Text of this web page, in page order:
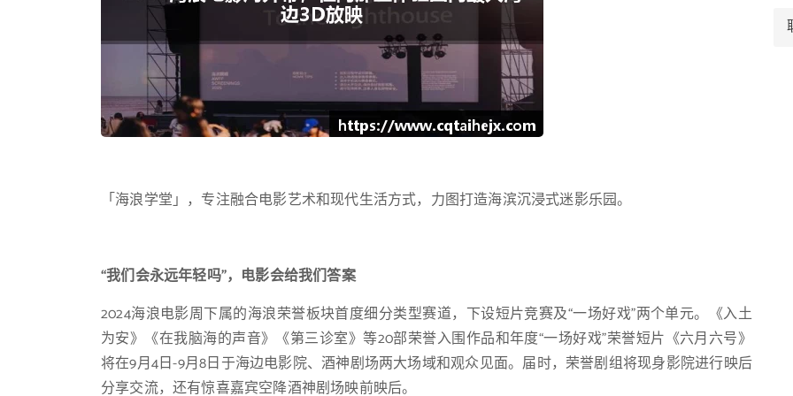
「海浪学堂」，专注融合电影艺术和现代生活方式，力图打造海滨沉浸式迷影乐园。
“我们会永远年轻吗”，电影会给我们答案
2024海浪电影周下属的海浪荣誉板块首度细分类型赛道，下设短片竞赛及“一场好戏”两个单元。《入土
为安》《在我脑海的声音》《第三诊室》等20部荣誉入围作品和年度“一场好戏”荣誉短片《六月六号》
将在9月4日-9月8日于海边电影院、酒神剧场两大场域和观众见面。届时，荣誉剧组将现身影院进行映后
分享交流，还有惊喜嘉宾空降酒神剧场映前映后。